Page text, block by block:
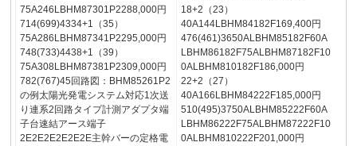
75A246LBHM87301P2288,000円
714(699)4334+1（35）
75A286LBHM87341P2295,000円
748(733)4438+1（39）
75A308LBHM87381P2309,000円
782(767)45回路図：BHM85261P2
の例太陽光発電システム対応1次送
り連系2回路タイプ計測アダプタ端
子台速結アース端子
2E2E2E2E2E2E主幹バーの定格電
18+2（23）
40A144LBHM84182F169,400円
476(461)3650ALBHM85182F60A
LBHM86182F75ALBHM87182F10
0ALBHM810182F186,000円
22+2（27）
40A166LBHM84222F185,000円
510(495)3750ALBHM85222F60A
LBHM86222F75ALBHM87222F10
0ALBHM810222F201,000円